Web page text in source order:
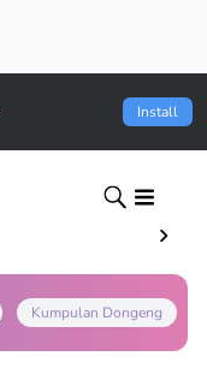
Install
Kumpulan Dongeng